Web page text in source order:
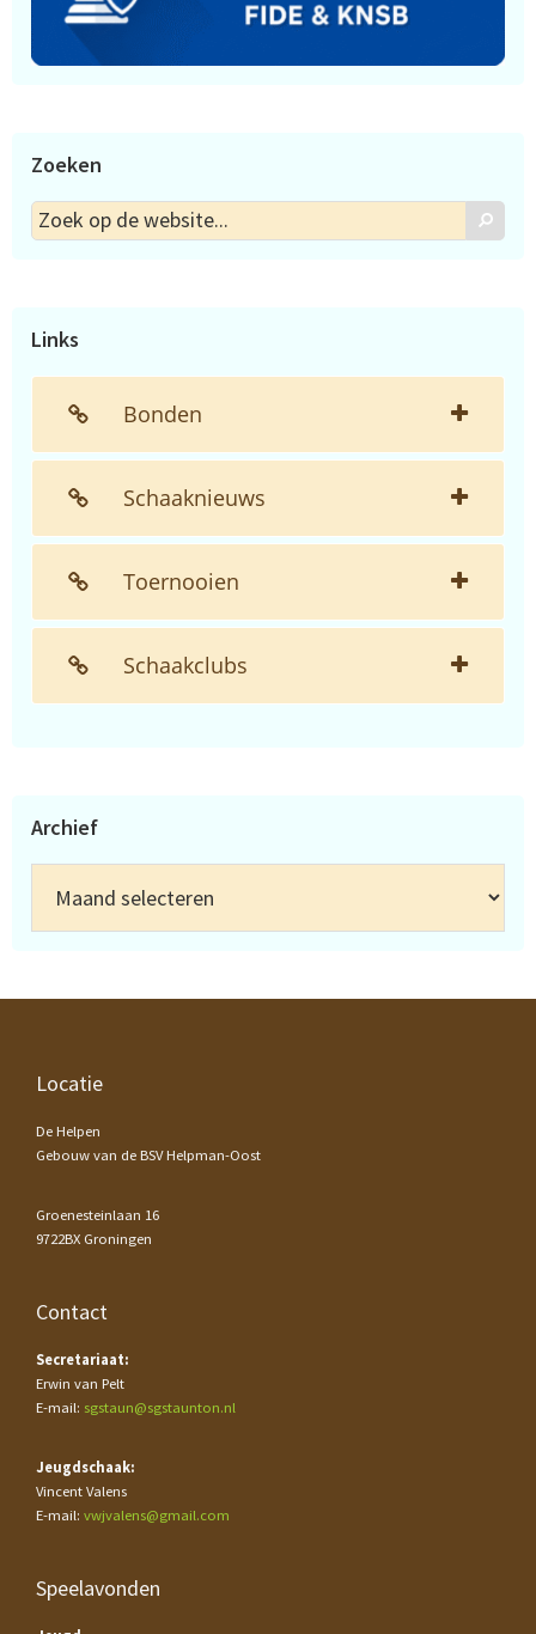
Zoeken
Zoek
op
Zoek
Links
Bonden
Schaaknieuws
Toernooien
Schaakclubs
Archief
Footer
Locatie
De Helpen
Gebouw van de BSV Helpman-Oost
Groenesteinlaan 16
9722BX Groningen
Contact
Secretariaat:
Erwin van Pelt
E-mail: sgstaun@sgstaunton.nl
Jeugdschaak:
Vincent Valens
E-mail: vwjvalens@gmail.com
Speelavonden